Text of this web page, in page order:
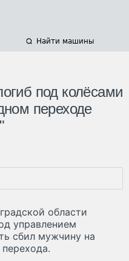
Найти машины
под колёсами
переходе
области
управлением
сбил мужчину на